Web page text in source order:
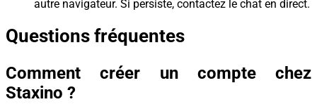
autre navigateur. Si persiste, contactez le chat en direct.
Questions fréquentes
Comment créer un compte chez
Staxino ?